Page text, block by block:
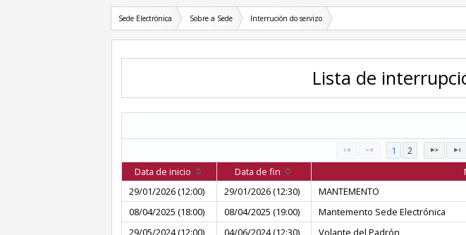
Sede Electrónica Sobre a Sede Interrución do servizo
Lista de
1
2
Data de inicio
Data de fin
29/01/2026 (12:00)
29/01/2026 (12:30)
MANTEMENTO
08/04/2025 (18:00)
08/04/2025 (19:00)
Mantemento Sede Electrónica
29/05/2024 (12:00)
04/06/2024 (12:30)
Volante del Padrón